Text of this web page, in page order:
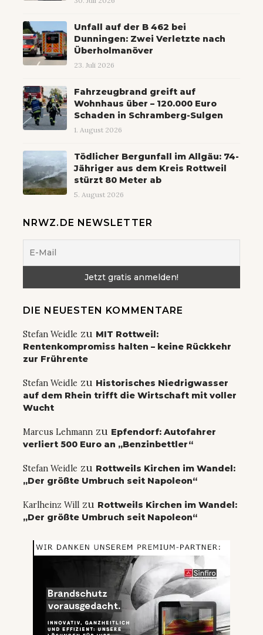
Unfall auf der B 462 bei
Dunningen: Zwei Verletzte nach
Überholmanöver
23. Juli 2026
Fahrzeugbrand greift auf
Wohnhaus über – 120.000 Euro
Schaden in Schramberg-Sulgen
1. August 2026
Tödlicher Bergunfall im Allgäu: 74-
Jähriger aus dem Kreis Rottweil
stürzt 80 Meter ab
5. August 2026
NRWZ.DE NEWSLETTER
DIE NEUESTEN KOMMENTARE
Stefan Weidle zu MIT Rottweil:
Rentenkompromiss halten – keine Rückkehr
zur Frührente
Stefan Weidle zu Historisches Niedrigwasser
auf dem Rhein trifft die Wirtschaft mit voller
Wucht
Marcus Lehmann zu Epfendorf: Autofahrer
verliert 500 Euro an „Benzinbettler“
Stefan Weidle zu Rottweils Kirchen im Wandel:
„Der größte Umbruch seit Napoleon“
Karlheinz Will zu Rottweils Kirchen im Wandel:
„Der größte Umbruch seit Napoleon“